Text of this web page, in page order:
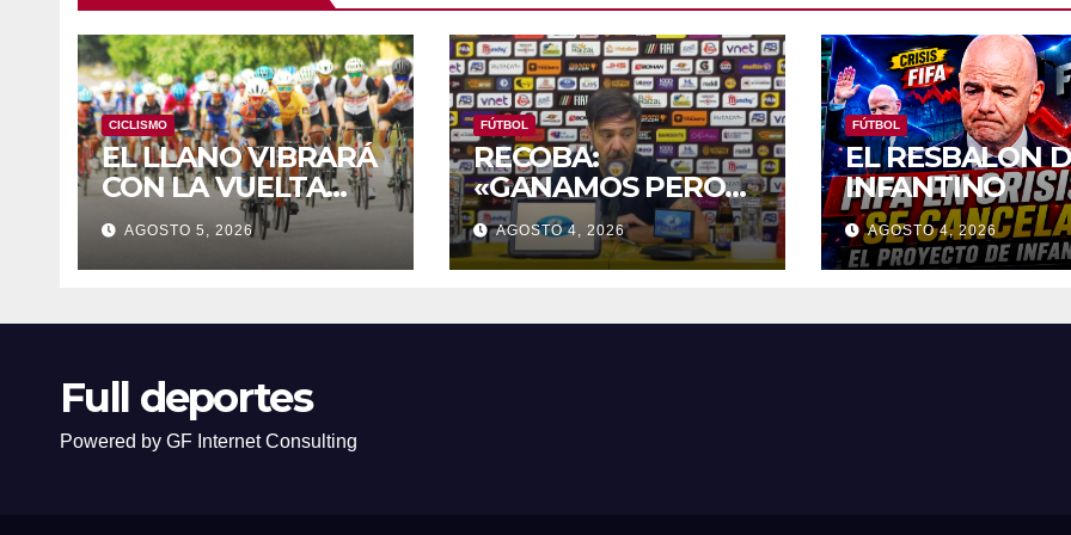
CICLISMO
EL LLANO VIBRARÁ
CON LA VUELTA
INTERNACIONAL A
ZAMORA
AGOSTO 5, 2026
FÚTBOL
RECOBA:
«GANAMOS PERO
JUGAMOS MAL»
AGOSTO 4, 2026
FÚTBOL
EL RESBALON
INFANTINO
AGOSTO 4, 2026
Full deportes
Powered by GF Internet Consulting